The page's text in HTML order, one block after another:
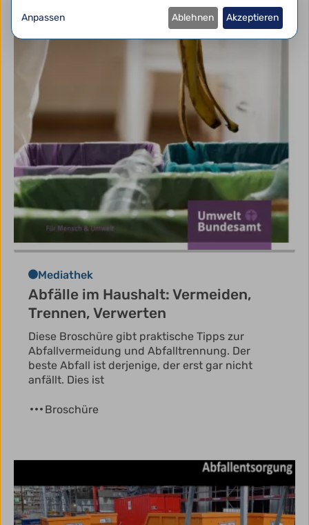
Mediathek
Abfälle im Haushalt: Vermeiden,
Trennen, Verwerten
Diese Broschüre gibt praktische Tipps zur
Abfallvermeidung und Abfalltrennung. Der
beste Abfall ist derjenige, der erst gar nicht
anfällt. Dies ist
Broschüre
Anpassen Ablehnen Akzeptieren